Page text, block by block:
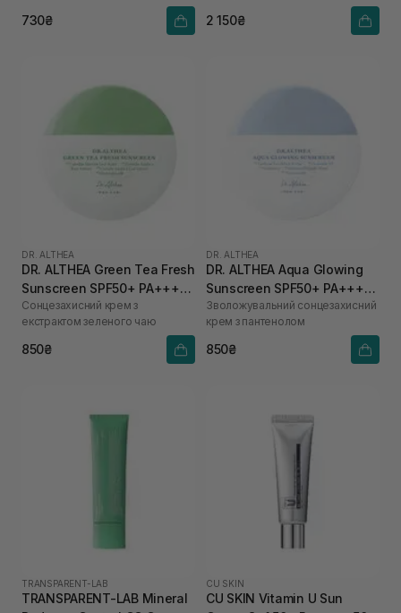
730₴ 2 150₴
DR. ALTHEA
DR. ALTHEA Green Tea Fresh
Sunscreen SPF50+ PA++++
45 мл
Сонцезахисний крем з
екстрактом зеленого чаю
850₴
DR. ALTHEA
DR. ALTHEA Aqua Glowing
Sunscreen SPF50+ PA++++
45 мл
Зволожувальний сонцезахисний
крем з пантенолом
850₴
TRANSPARENT-LAB
TRANSPARENT-LAB Mineral
CU SKIN
CU SKIN Vitamin U Sun